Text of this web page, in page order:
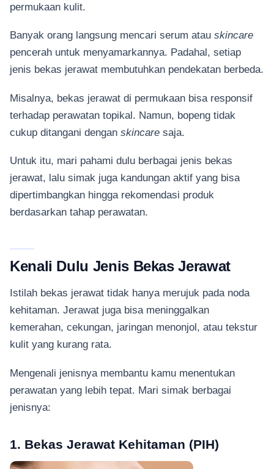
permukaan kulit.
Banyak orang langsung mencari serum atau skincare
pencerah untuk menyamarkannya. Padahal, setiap
jenis bekas jerawat membutuhkan pendekatan berbeda.
Misalnya, bekas jerawat di permukaan bisa responsif
terhadap perawatan topikal. Namun, bopeng tidak
cukup ditangani dengan skincare saja.
Untuk itu, mari pahami dulu berbagai jenis bekas
jerawat, lalu simak juga kandungan aktif yang bisa
dipertimbangkan hingga rekomendasi produk
berdasarkan tahap perawatan.
Kenali Dulu Jenis Bekas Jerawat
Istilah bekas jerawat tidak hanya merujuk pada noda
kehitaman. Jerawat juga bisa meninggalkan
kemerahan, cekungan, jaringan menonjol, atau tekstur
kulit yang kurang rata.
Mengenali jenisnya membantu kamu menentukan
perawatan yang lebih tepat. Mari simak berbagai
jenisnya:
1. Bekas Jerawat Kehitaman (PIH)